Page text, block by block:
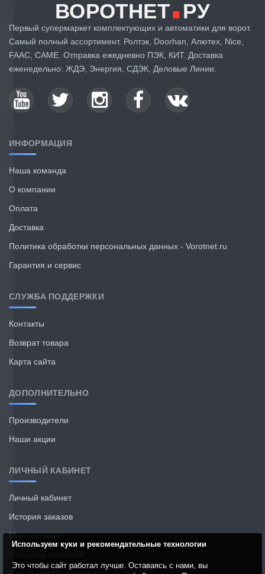
ВОРОТНЕТ РУ
Первый супермаркет комплектующих и автоматики для ворот.
Самый полный ассортимент. Ролтэк, Doorhan, Алютех, Nice,
FAAC, CAME. Отправка ежедневно ПЭК, КИТ. Доставка
еженедельно: ЖДЭ, Энергия, СДЭК, Деловые Линии.
ИНФОРМАЦИЯ
Наша команда
О компании
Оплата
Доставка
Политика обработки персональных данных - Vorotnet.ru
Гарантия и сервис
СЛУЖБА ПОДДЕРЖКИ
Контакты
Возврат товара
Карта сайта
ДОПОЛНИТЕЛЬНО
Производители
Наши акции
ЛИЧНЫЙ КАБИНЕТ
Личный кабинет
История заказов
Мои закладки
Используем куки и рекомендательные технологии
Это чтобы сайт работал лучше. Оставаясь с нами, вы